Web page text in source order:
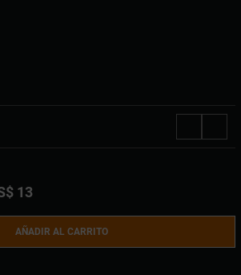
13
AÑADIR AL CARRITO